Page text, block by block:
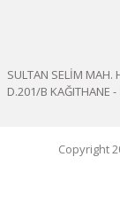
SULTAN SELİM MAH.
D.201/B KAĞITHANE -
Copyright